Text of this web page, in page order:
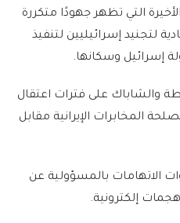
التي تظهر جهودًا متكررة
لتجنيد إسرائيليين لتنفيذ
إسرائيل وسكانها.
والشاباك على فترات اعتقال
المخابرات الإيرانية مقابل
الاتهامات بالمسؤولية عن
إلكترونية.